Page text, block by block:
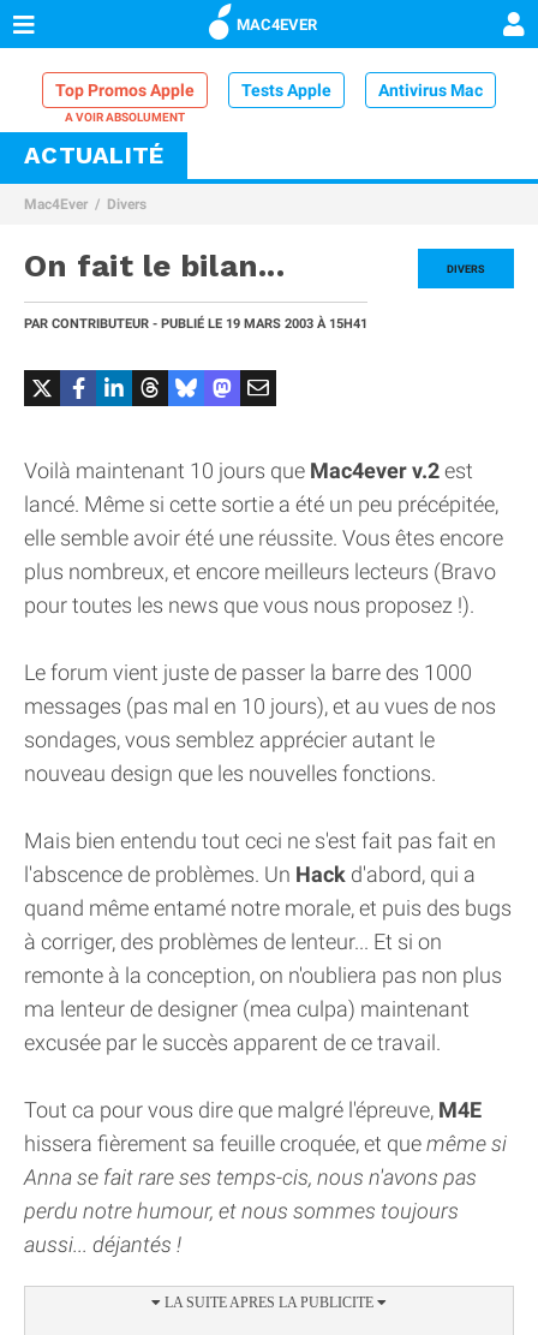
MAC4EVER
Top Promos Apple Tests Apple Antivirus Mac
VPN Mac
Comparatif iPhone
ACTUALITÉ
Mac4Ever Divers
DIVERS
On fait le bilan...
PAR CONTRIBUTEUR - PUBLIÉ LE 19 MARS 2003 À 15H41
Voilà maintenant 10 jours que Mac4ever v.2est
lancé. Même si cette sortie a été un peu précépitée,
elle semble avoir été une réussite. Vous êtes encore
plus nombreux, et encore meilleurs lecteurs (Bravo
pour toutes les news que vous nous proposez !).
Le forum vient juste de passer la barre des 1000
messages (pas mal en 10 jours), et au vues de nos
sondages, vous semblez apprécier autant le
nouveau design que les nouvelles fonctions.
Mais bien entendu tout ceci ne s'est fait pas fait en
l'abscence de problèmes. Un Hack d'abord, qui a
quand même entamé notre morale, et puis des bugs
à corriger, des problèmes de lenteur... Et si on
remonte à la conception, on n'oubliera pas non plus
ma lenteur de designer (mea culpa) maintenant
excusée par le succès apparent de ce travail.
Tout ca pour vous dire que malgré l'épreuve, M4E
hissera fièrement sa feuille croquée, et quemême si
Anna se fait rare ses temps-cis, nous n'avons pas
perdu notre humour, et nous sommes toujours
aussi... déjantés !